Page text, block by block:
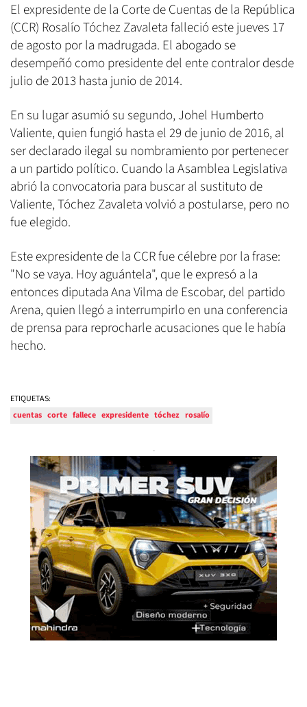
El expresidente de la Corte de Cuentas de la República
(CCR) Rosalío Tóchez Zavaleta falleció este jueves 17
de agosto por la madrugada. El abogado se
desempeñó como presidente del ente contralor desde
julio de 2013 hasta junio de 2014.
En su lugar asumió su segundo, Johel Humberto
Valiente, quien fungió hasta el 29 de junio de 2016, al
ser declarado ilegal su nombramiento por pertenecer
a un partido político. Cuando la Asamblea Legislativa
abrió la convocatoria para buscar al sustituto de
Valiente, Tóchez Zavaleta volvió a postularse, pero no
fue elegido.
Este expresidente de la CCR fue célebre por la frase:
"No se vaya. Hoy aguántela", que le expresó a la
entonces diputada Ana Vilma de Escobar, del partido
Arena, quien llegó a interrumpirlo en una conferencia
de prensa para reprocharle acusaciones que le había
hecho.
ETIQUETAS:
cuentas corte fallece expresidente tóchez rosalío